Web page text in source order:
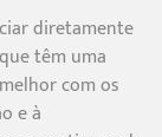
diretamente
têm uma
com os
e à